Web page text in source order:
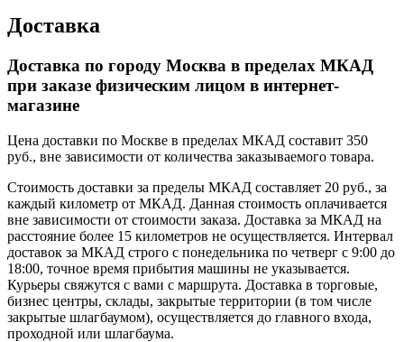
Доставка
Доставка по городу Москва в пределах МКАД
при заказе физическим лицом в интернет-
магазине
Цена доставки по Москве в пределах МКАД составит 350
руб., вне зависимости от количества заказываемого товара.
Стоимость доставки за пределы МКАД составляет 20 руб., за
каждый километр от МКАД. Данная стоимость оплачивается
вне зависимости от стоимости заказа. Доставка за МКАД на
расстояние более 15 километров не осуществляется. Интервал
доставок за МКАД строго с понедельника по четверг с 9:00 до
18:00, точное время прибытия машины не указывается.
Курьеры свяжутся с вами с маршрута. Доставка в торговые,
бизнес центры, склады, закрытые территории (в том числе
закрытые шлагбаумом), осуществляется до главного входа,
проходной или шлагбаума.